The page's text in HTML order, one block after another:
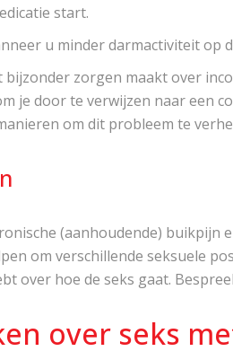
start.
u minder darmactiviteit op
bijzonder zorgen maakt over
je door te verwijzen naar een
om dit probleem te
(aanhoudende) buikpijn
om verschillende seksuele
over hoe de seks gaat.
over seks